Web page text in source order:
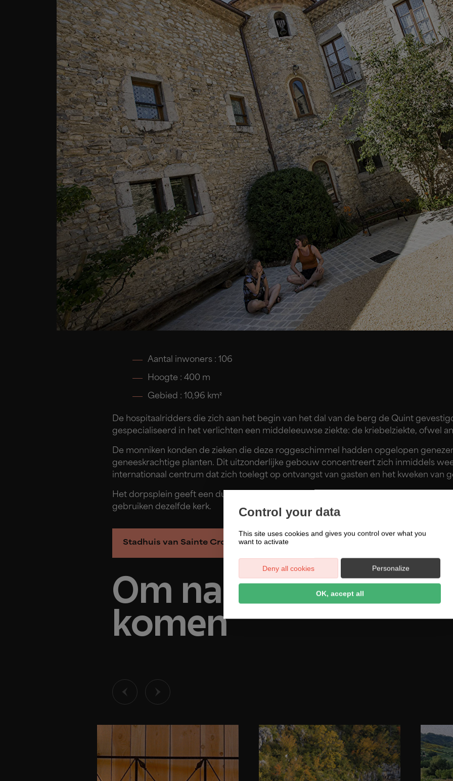
Aantal inwoners : 106
Hoogte : 400 m
Gebied : 10,96 km²
De hospitaalridders die zich aan het begin van het dal van de berg de Quint
gespecialiseerd in het verlichten een middeleeuwse ziekte: de kriebelziekte, ofwel
De monniken konden de zieken die deze roggeschimmel hadden opgelopen
geneeskrachtige planten. Dit uitzonderlijke gebouw concentreert zich inmiddels
internationaal centrum dat zich toelegt op ontvangst van gasten en het kweken van
Het dorpsplein geeft een duidelijk beeld van de heersende ruimdenkendheid: de
gebruiken dezelfde kerk.
Stadhuis van Sainte Croix
Om naar Sainte-
komen
Control your data
This site uses cookies and gives you control over what you
want to activate
OK, accept all
Deny all cookies Personalize